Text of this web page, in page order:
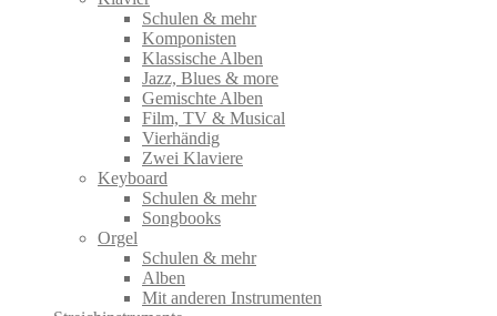
Schulen & mehr
Komponisten
Klassische Alben
Jazz, Blues & more
Gemischte Alben
Film, TV & Musical
Vierhändig
Zwei Klaviere
Keyboard
Schulen & mehr
Songbooks
Orgel
Schulen & mehr
Alben
Mit anderen Instrumenten